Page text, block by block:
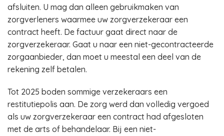
afsluiten. U mag dan alleen gebruikmaken van
zorgverleners waarmee uw zorgverzekeraar een
contract heeft. De factuur gaat direct naar de
zorgverzekeraar. Gaat u naar een niet-gecontracteerde
zorgaanbieder, dan moet u meestal een deel van de
rekening zelf betalen.
Tot 2025 boden sommige verzekeraars een
restitutiepolis aan. De zorg werd dan volledig vergoed
als uw zorgverzekeraar een contract had afgesloten
met de arts of behandelaar. Bij een niet-